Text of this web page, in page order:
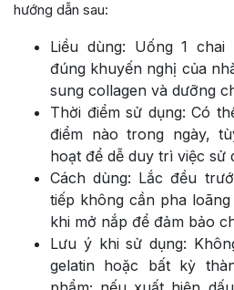
hướng dẫn sau:
Liều dùng: Uống 1
đúng khuyến nghị của
sung collagen và dưỡng
Thời điểm sử dụng: Có
điểm nào trong ngày,
hoạt để dễ duy trì việc sử
Cách dùng: Lắc đều
tiếp không cần pha
khi mở nắp để đảm bảo
Lưu ý khi sử dụng:
gelatin hoặc bất kỳ